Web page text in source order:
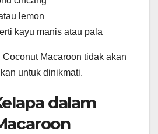
lemon
kayu manis atau pala
Macaroon tidak akan
untuk dinikmati.
dalam